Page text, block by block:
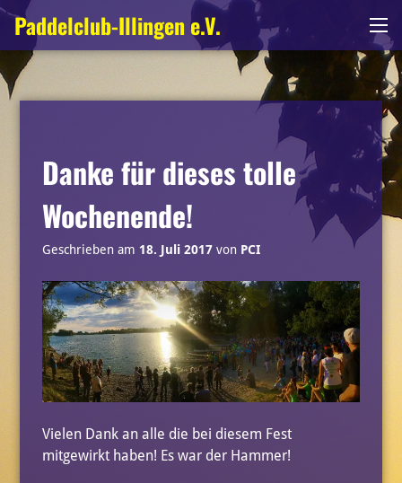
Zum
Inhalt
springen
Paddelclub-Illingen e.V.
Danke für dieses tolle
Wochenende!
Geschrieben am 18. Juli 2017von PCI
Vielen Dank an alle die bei diesem Fest
mitgewirkt haben! Es war der Hammer!